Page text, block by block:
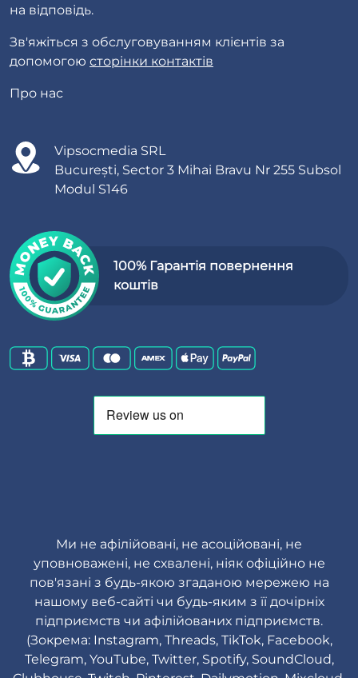
на відповідь.
Зв'яжіться з обслуговуванням клієнтів за
допомогою сторінки контактів
Про нас
Vipsocmedia SRL
București, Sector 3 Mihai Bravu Nr 255 Subsol
Modul S146
100% Гарантія повернення
коштів
Ми не афілійовані, не асоційовані, не
уповноважені, не схвалені, ніяк офіційно не
пов'язані з будь-якою згаданою мережею на
нашому веб-сайті чи будь-яким з її дочірніх
підприємств чи афілійованих підприємств.
(Зокрема: Instagram, Threads, TikTok, Facebook,
Telegram, YouTube, Twitter, Spotify, SoundCloud,